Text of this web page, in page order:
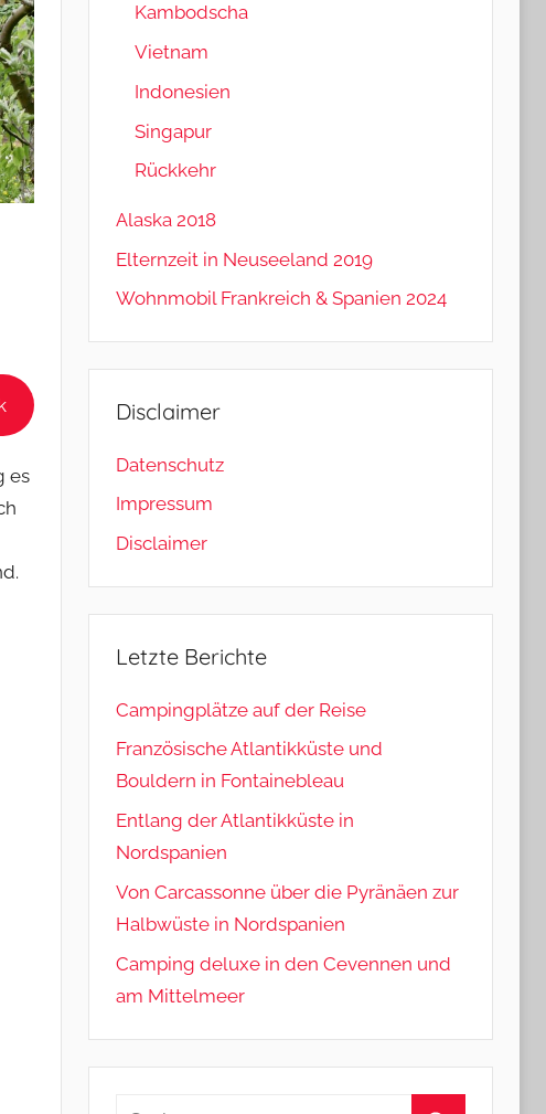
es
Kambodscha
Vietnam
Indonesien
Singapur
Rückkehr
Alaska 2018
Elternzeit in Neuseeland 2019
Wohnmobil Frankreich & Spanien 2024
Disclaimer
Datenschutz
Impressum
Disclaimer
Letzte Berichte
Campingplätze auf der Reise
Französische Atlantikküste und
Bouldern in Fontainebleau
Entlang der Atlantikküste in
Nordspanien
Von Carcassonne über die Pyränäen zur
Halbwüste in Nordspanien
Camping deluxe in den Cevennen und
am Mittelmeer
Suchen